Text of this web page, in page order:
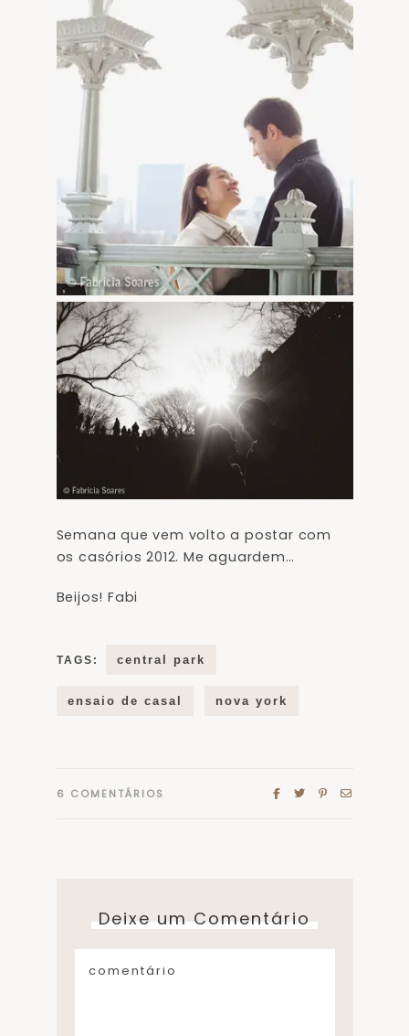
Semana que vem volto a postar com
os casórios 2012. Me aguardem…
Beijos! Fabi
TAGS: central park
ensaio de casal nova york
6 COMENTÁRIOS
Deixe um Comentário